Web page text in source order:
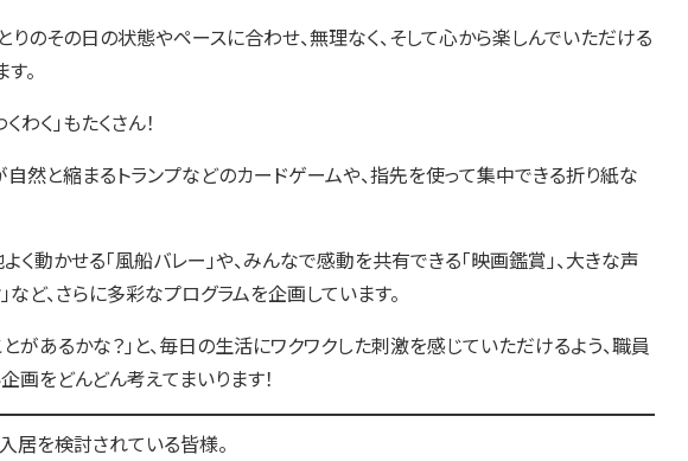
のその日の状態やペースに合わせ、無理なく、そして心から楽しんでいただける
。
わく」もたくさん！
然と縮まるトランプなどのカードゲームや、指先を使って集中できる折り紙な
く動かせる「風船バレー」や、みんなで感動を共有できる「映画鑑賞」、大きな声
など、さらに多彩なプログラムを企画しています。
があるかな？」と、毎日の生活にワクワクした刺激を感じていただけるよう、職員
画をどんどん考えてまいります！
居を検討されている皆様。